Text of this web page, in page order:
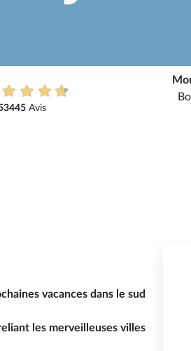
Avis
vacances dans le sud
les merveilleuses villes